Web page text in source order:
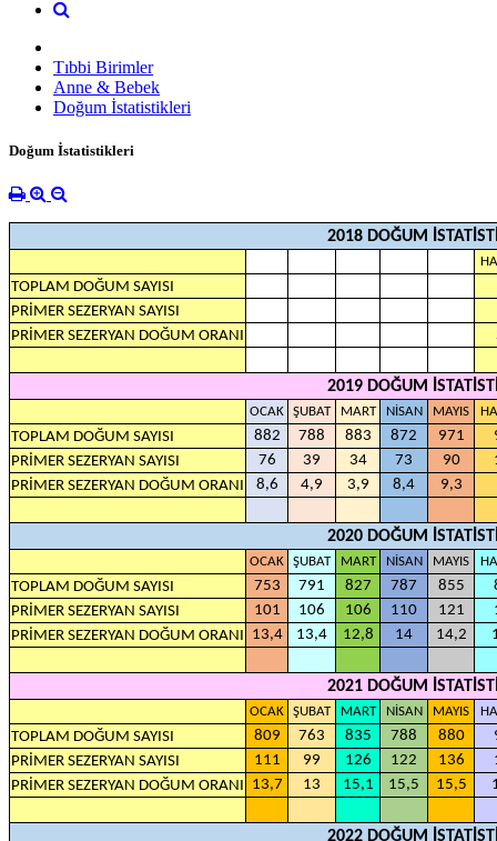
Tıbbi Birimler
Anne & Bebek
Doğum İstatistikleri
Doğum İstatistikleri
2018 DOĞUM
TOPLAM DOĞUM SAYISI
PRİMER SEZERYAN SAYISI
PRİMER SEZERYAN DOĞUM ORANI
2019 DOĞUM
OCAK ŞUBAT MART NİSAN MAYIS
TOPLAM DOĞUM SAYISI 882 788 883 872 971
PRİMER SEZERYAN SAYISI
76 39 34 73 90
PRİMER SEZERYAN DOĞUM ORANI
8,6 4,9 3,9 8,4 9,3
2020 DOĞUM
OCAK ŞUBAT MART NİSAN MAYIS
TOPLAM DOĞUM SAYISI 753 791 827 787 855
PRİMER SEZERYAN SAYISI
101 106 106 110 121
PRİMER SEZERYAN DOĞUM ORANI 13,4 13,4 12,8 14 14,2
2021 DOĞUM
OCAK ŞUBAT MART NİSAN MAYIS
TOPLAM DOĞUM SAYISI 809 763 835 788 880
PRİMER SEZERYAN SAYISI
111 99 126 122 136
PRİMER SEZERYAN DOĞUM ORANI 13,7 13 15,1 15,5 15,5
2022 DOĞUM